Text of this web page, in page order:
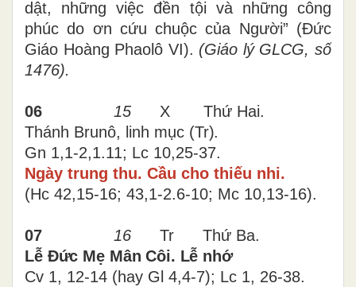
dật, những việc đền tội và những công
phúc do ơn cứu chuộc của Người” (Đức
Giáo Hoàng Phaolô VI). (Giáo lý GLCG, số
1476).
06 15 X Thứ Hai.
Thánh Brunô, linh mục (Tr).
Gn 1,1-2,1.11; Lc 10,25-37.
Ngày trung thu. Cầu cho thiếu nhi.
(Hc 42,15-16; 43,1-2.6-10; Mc 10,13-16).
07 16 Tr Thứ Ba.
Lễ Đức Mẹ Mân Côi. Lễ nhớ
Cv 1, 12-14 (hay Gl 4,4-7); Lc 1, 26-38.